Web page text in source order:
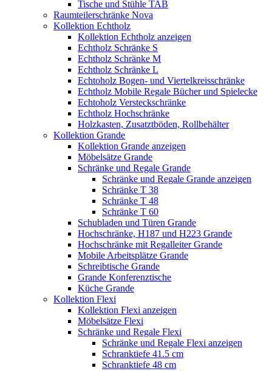
Tische und Stühle TAB
Raumteilerschränke Nova
Kollektion Echtholz
Kollektion Echtholz anzeigen
Echtholz Schränke S
Echtholz Schränke M
Echtholz Schränke L
Echtoholz Bogen- und Viertelkreisschränke
Echtholz Mobile Regale Bücher und Spielecke
Echtoholz Versteckschränke
Echtholz Hochschränke
Holzkasten, Zusatztböden, Rollbehälter
Kollektion Grande
Kollektion Grande anzeigen
Möbelsätze Grande
Schränke und Regale Grande
Schränke und Regale Grande anzeigen
Schränke T 38
Schränke T 48
Schränke T 60
Schubladen und Türen Grande
Hochschränke, H187 und H223 Grande
Hochschränke mit Regalleiter Grande
Mobile Arbeitsplätze Grande
Schreibtische Grande
Grande Konferenztische
Küche Grande
Kollektion Flexi
Kollektion Flexi anzeigen
Möbelsätze Flexi
Schränke und Regale Flexi
Schränke und Regale Flexi anzeigen
Schranktiefe 41.5 cm
Schranktiefe 48 cm